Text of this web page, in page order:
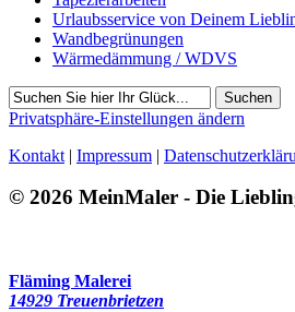
Urlaubsservice von Deinem
Wandbegrünungen
Wärmedämmung / WDVS
Suchen
Privatsphäre-Einstellungen ändern
Kontakt | Impressum |
© 2026 MeinMaler - Die
Fläming Malerei
14929 Treuenbrietzen